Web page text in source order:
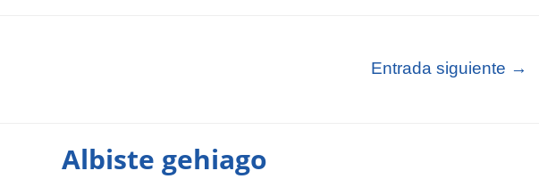
Entrada siguiente →
Albiste gehiago